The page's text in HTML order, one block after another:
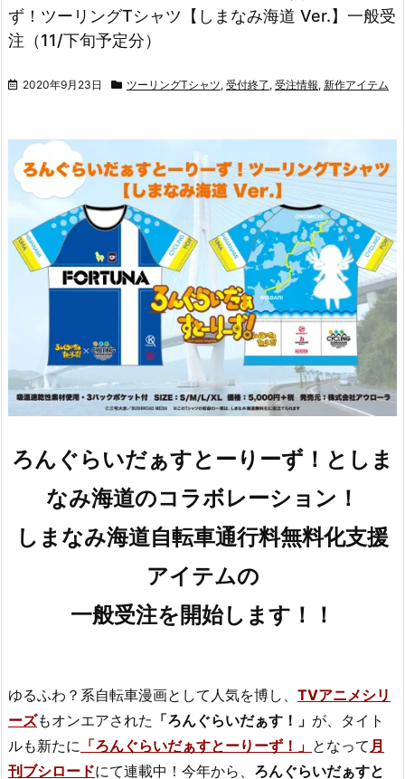
ず！ツーリングTシャツ【しまなみ海道 Ver.】一般受
注（11/下旬予定分）
2020年9月23日 ツーリングTシャツ, 受付終了 , 受注情報, 新作アイテム
ろんぐらいだぁすとーりーず！としま
なみ海道のコラボレーション！
しまなみ海道自転車通行料無料化支援
アイテムの
一般受注を開始します！！
ゆるふわ？系自転車漫画として人気を博し、 TVアニメシリ
ーズもオンエアされた 「ろんぐらいだぁす！」 が、タイト
ルも新たに 「ろんぐらいだぁすとーりーず！」 となって 月
刊ブシロードにて連載中！今年から、 ろんぐらいだぁすと